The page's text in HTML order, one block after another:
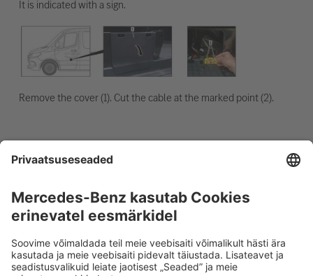
It is indicated with a sign.
Remove the cover (1). Cut the cable at the marked point (2).
12 V aku lahutamine
2. Keerake 12-voldise aku miinuskaabel kruviühenduse
juurest lahti ja kindlustage juhusliku kontakti vastu.